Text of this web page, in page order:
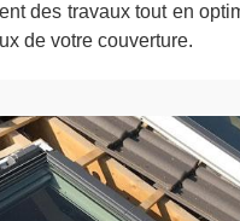
des travaux tout en
de votre couverture.